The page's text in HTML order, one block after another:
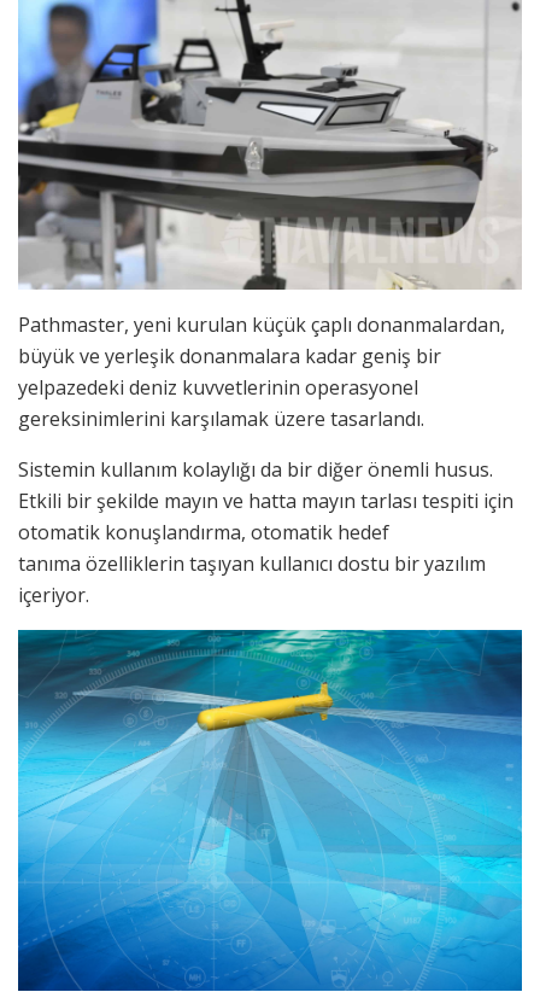
Pathmaster, yeni kurulan küçük çaplı donanmalardan,
büyük ve yerleşik donanmalara kadar geniş bir
yelpazedeki deniz kuvvetlerinin operasyonel
gereksinimlerini karşılamak üzere tasarlandı.
Sistemin kullanım kolaylığı da bir diğer önemli husus.
Etkili bir şekilde mayın ve hatta mayın tarlası tespiti için
otomatik konuşlandırma, otomatik hedef
tanıma özelliklerin taşıyan kullanıcı dostu bir yazılım
içeriyor.